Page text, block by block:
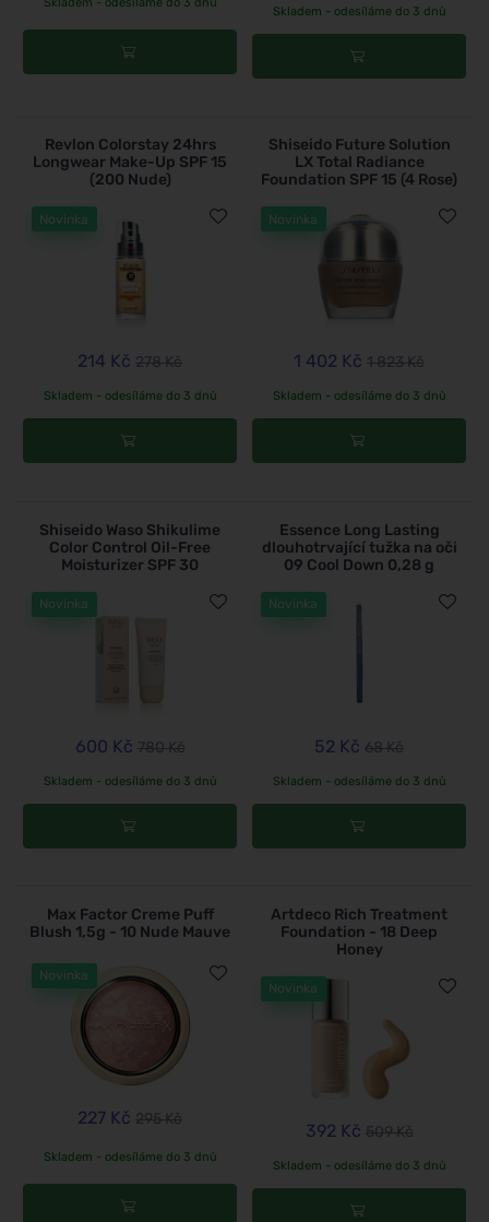
Skladem - odesíláme do 3 dnů
Revlon Colorstay 24hrs
Longwear Make-Up SPF 15
(200 Nude)
Novinka
214 Kč 278 Kč
Skladem - odesíláme do 3 dnů
Shiseido Future Solution
LX Total Radiance
Foundation SPF 15 (4 Rose)
Novinka
1 402 Kč 1 823 Kč
Skladem - odesíláme do 3 dnů
Shiseido Waso Shikulime
Color Control Oil-Free
Moisturizer SPF 30
Novinka
600 Kč 780 Kč
Skladem - odesíláme do 3 dnů
Essence Long Lasting
dlouhotrvající tužka na oči
09 Cool Down 0,28 g
Novinka
52 Kč 68 Kč
Skladem - odesíláme do 3 dnů
Max Factor Creme Puff
Blush 1,5g - 10 Nude Mauve
Novinka
227 Kč 295 Kč
Skladem - odesíláme do 3 dnů
Artdeco Rich Treatment
Foundation - 18 Deep
Honey
Novinka
392 Kč 509 Kč
Skladem - odesíláme do 3 dnů